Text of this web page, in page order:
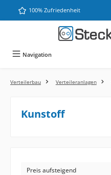
Zum Hauptinhalt springen
100% Zufriedenheit
Navigation
Verteilerbau Verteileranlagen
Kunstoff